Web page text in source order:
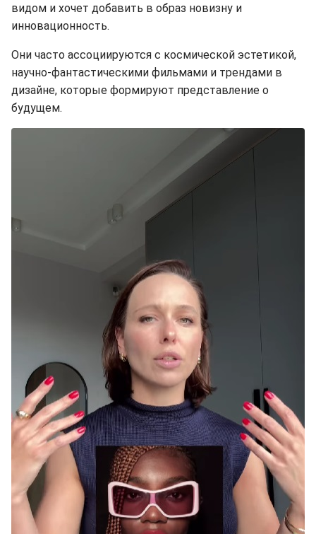
видом и хочет добавить в образ новизну и
инновационность.
Они часто ассоциируются с космической эстетикой,
научно-фантастическими фильмами и трендами в
дизайне, которые формируют представление о
будущем.